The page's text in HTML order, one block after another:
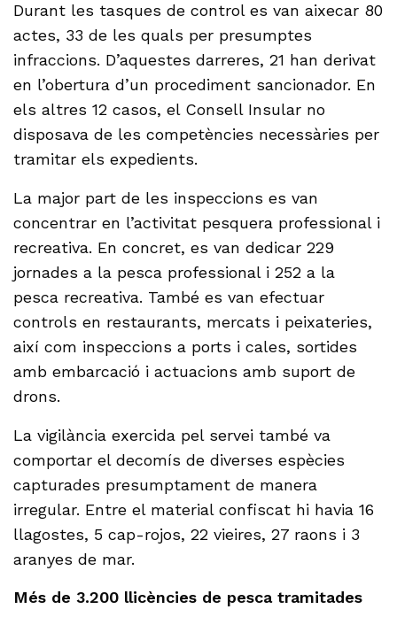
Durant les tasques de control es van aixecar 80
actes, 33 de les quals per presumptes
infraccions. D’aquestes darreres, 21 han derivat
en l’obertura d’un procediment sancionador. En
els altres 12 casos, el Consell Insular no
disposava de les competències necessàries per
tramitar els expedients.
La major part de les inspeccions es van
concentrar en l’activitat pesquera professional i
recreativa. En concret, es van dedicar 229
jornades a la pesca professional i 252 a la
pesca recreativa. També es van efectuar
controls en restaurants, mercats i peixateries,
així com inspeccions a ports i cales, sortides
amb embarcació i actuacions amb suport de
drons.
La vigilància exercida pel servei també va
comportar el decomís de diverses espècies
capturades presumptament de manera
irregular. Entre el material confiscat hi havia 16
llagostes, 5 cap-rojos, 22 vieires, 27 raons i 3
aranyes de mar.
Més de 3.200 llicències de pesca tramitades